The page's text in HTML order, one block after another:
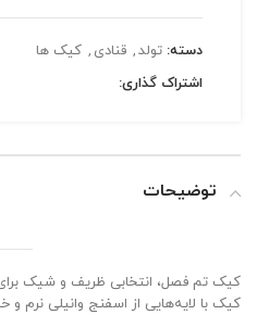
دسته: تولد, قنادی , کیک ها
اشتراک گذاری:
توضیحات
کیک تم فصل، انتخابی ظریف و شیک
کیک با لایه‌هایی از اسفنج وانیلی نرم